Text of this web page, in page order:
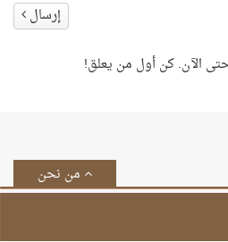
إرسال
الآن. كن أول من يعلق!
من نحن